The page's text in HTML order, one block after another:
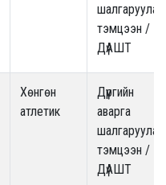
шалгаруулах
тэмцээн /
ДүАШТ
Хөнгөн
атлетик
Дүүргийн
аварга
шалгаруулах
тэмцээн /
ДүАШТ